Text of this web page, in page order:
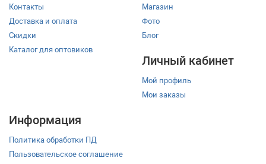
Контакты
Доставка и оплата
Скидки
Каталог для оптовиков
Магазин
Фото
Блог
Личный кабинет
Мой профиль
Мои заказы
Информация
Политика обработки ПД
Пользовательское соглашение